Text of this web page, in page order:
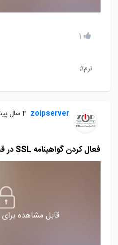
1
نرم#
zoipserver 4 سال پیش
فعال کردن گواهینامه SSL در قسمت SSL/TLS
قابل مشاهده برای